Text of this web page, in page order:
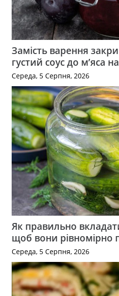
Замість варення
густий соус до м’яса
Середа, 5 Серпня, 2026
Як правильно
щоб вони рівномірно
Середа, 5 Серпня, 2026